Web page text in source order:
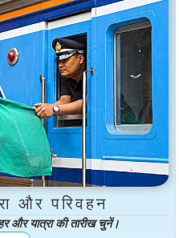
और परिवहन
और यात्रा की तारीख चुनें।